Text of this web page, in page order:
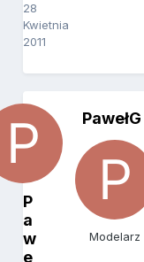
28
Kwietnia
2011
P
a
w
e
PawełG
Modelarz